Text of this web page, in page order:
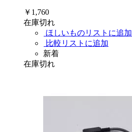
￥1,760
在庫切れ
ほしいものリストに追加
比較リストに追加
新着
在庫切れ